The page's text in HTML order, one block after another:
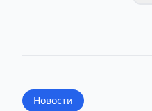
Новости